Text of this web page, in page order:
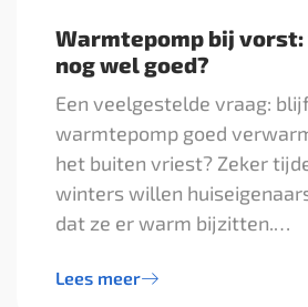
Warmtepomp bij
nog wel goed?
Een veelgestelde vraag:
warmtepomp goed
het buiten vriest? Zeker
winters willen
dat ze er warm bijzitten.…
Lees meer